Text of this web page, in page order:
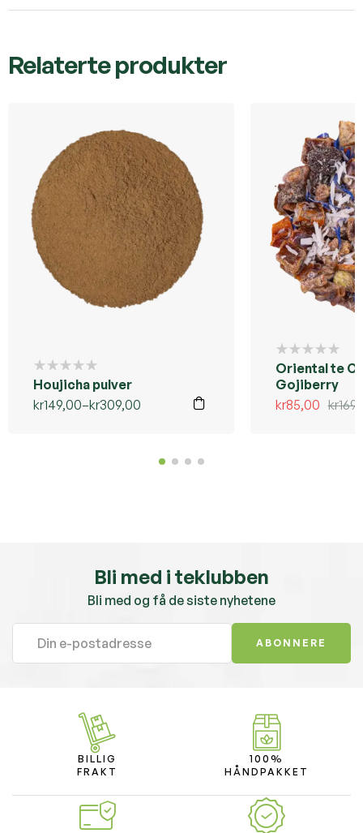
Relaterte produkter
Houjicha pulver
kr149,00–kr309,00
Oriental te
Gojiberry
kr
kr85,00
Bli med i teklubben
Bli med og få de siste nyhetene
ABONNERE
BILLIG
FRAKT
100%
HÅNDPAKKET